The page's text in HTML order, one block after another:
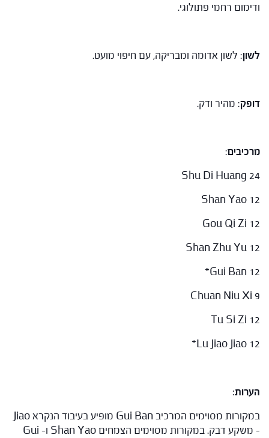
ודימום רחמי פתולוגי.
לשון: לשון אדומה ומבריקה, עם חיפוי מועט.
דופק: מהיר ודק.
מרכיבים:
Shu Di Huang 24
Shan Yao 12
Gou Qi Zi 12
Shan Zhu Yu 12
Gui Ban 12*
Chuan Niu Xi 9
Tu Si Zi 12
Lu Jiao Jiao 12*
הערות:
במקורות מסוימים המרכיב Gui Ban מופיע בעיבוד הנקרא Jiao
– משקע דבק. במקורות מסוימים הצמחים Shan Yao ו- Gui